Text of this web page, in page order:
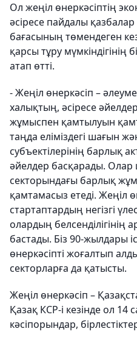
Ол жеңіл өнеркәсіптің
әсіресе пайдалы
бағасының төмендеген
қарсы тұру
атап өтті.
- Жеңіл өнеркәсіп –
халықтың, әсіресе
жұмыспен қамтылуын
таңда еліміздегі шағын
субъектілерінің барлық
әйелдер басқарады.
секторындағы барлық
қамтамасыз етеді. Жеңіл
стартаптардың негізгі
олардың белсенділігінің
бастады. Біз 90-жылдары
өнеркәсіпті жоғалтып
секторларға да қатысты.
Жеңіл өнеркәсіп –
Қазақ КСР-і кезінде ол 14
кәсіпорындар,